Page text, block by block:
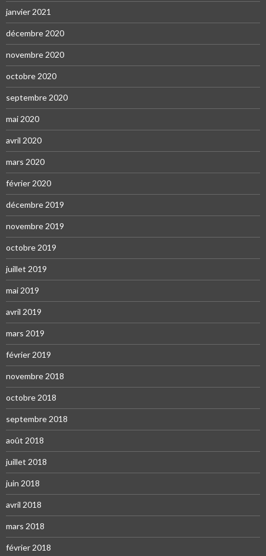
janvier 2021
décembre 2020
novembre 2020
octobre 2020
septembre 2020
mai 2020
avril 2020
mars 2020
février 2020
décembre 2019
novembre 2019
octobre 2019
juillet 2019
mai 2019
avril 2019
mars 2019
février 2019
novembre 2018
octobre 2018
septembre 2018
août 2018
juillet 2018
juin 2018
avril 2018
mars 2018
février 2018